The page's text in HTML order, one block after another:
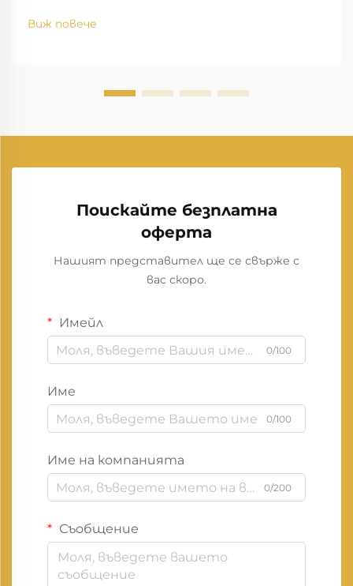
Виж повече
Поискайте безплатна
оферта
Нашият представител ще се свърже с
вас скоро.
Имейл
0/100
Име
0/100
Име на компанията
0/200
Съобщение